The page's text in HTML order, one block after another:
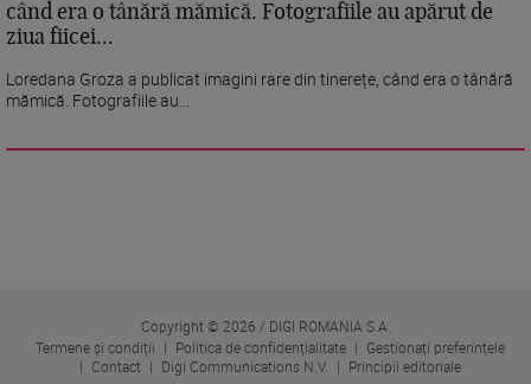
când era o tânără mămică. Fotografiile au apărut de
ziua fiicei...
Loredana Groza a publicat imagini rare din tinerețe, când era o tânără
mămică. Fotografiile au...
Copyright © 2026 / DIGI ROMANIA S.A.
Termene și condiții
Politica de confidențialitate
Gestionați preferințele
Contact
Digi Communications N.V. Principii editoriale